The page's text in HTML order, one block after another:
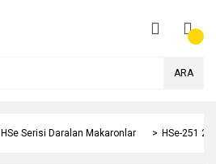
ARA
HSe Serisi Daralan Makaronlar HSe-251